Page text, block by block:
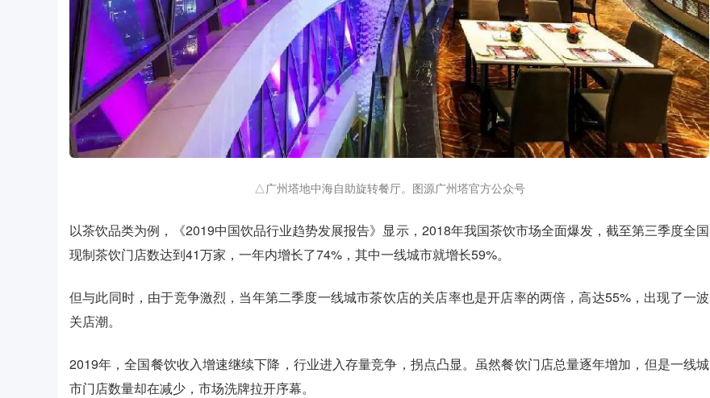
△广州塔地中海自助旋转餐厅。图源广州塔官方公众号
以茶饮品类为例，《2019中国饮品行业趋势发展报告》显示，2018年我国茶饮市场全面爆发，截至第三季度全国
现制茶饮门店数达到41万家，一年内增长了74%，其中一线城市就增长59%。
但与此同时，由于竞争激烈，当年第二季度一线城市茶饮店的关店率也是开店率的两倍，高达55%，出现了一波
关店潮。
2019年，全国餐饮收入增速继续下降，行业进入存量竞争，拐点凸显。虽然餐饮门店总量逐年增加，但是一线城
市门店数量却在减少，市场洗牌拉开序幕。